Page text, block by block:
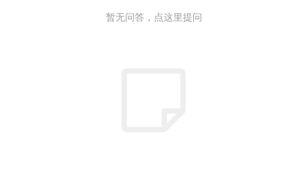
暂无问答，点这里提问